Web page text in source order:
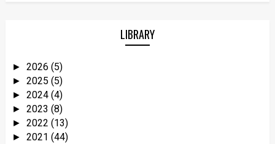
LIBRARY
► 2026 (5)
► 2025 (5)
► 2024 (4)
► 2023 (8)
► 2022 (13)
► 2021 (44)